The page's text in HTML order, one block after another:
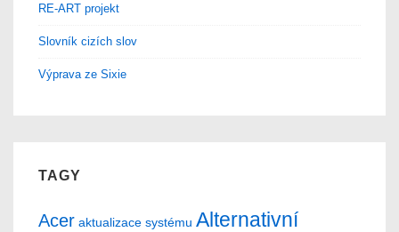
RE-ART projekt
Slovník cizích slov
Výprava ze Sixie
TAGY
Acer aktualizace systému Alternativní